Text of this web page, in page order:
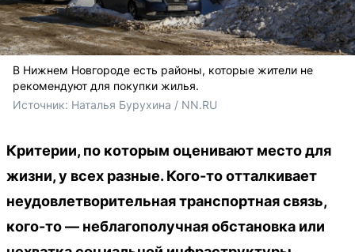
В Нижнем Новгороде есть районы, которые жители не
рекомендуют для покупки жилья.
Источник: Наталья Бурухина / NN.RU
Критерии, по которым оценивают место для
жизни, у всех разные. Кого-то отталкивает
неудовлетворительная транспортная связь,
кого-то — неблагополучная обстановка или